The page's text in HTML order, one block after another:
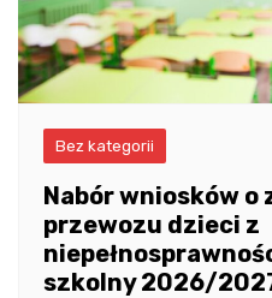
Bez kategorii
Nabór wniosków
przewozu dzieci z
szkolny 2026/